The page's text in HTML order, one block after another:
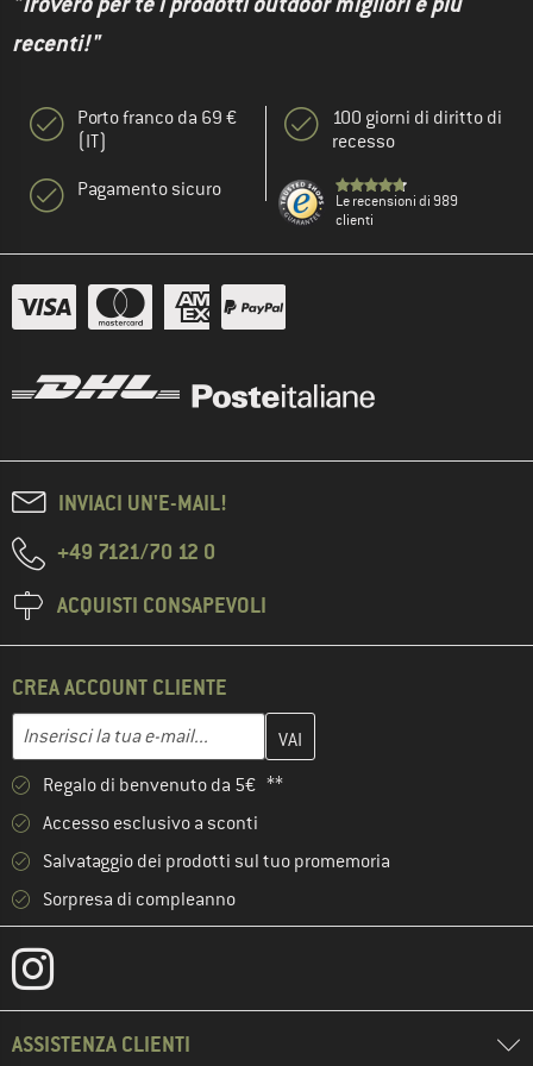
recenti!"
Porto franco da 69 €
(IT)
Pagamento sicuro
100 giorni di diritto di
recesso
Le recensioni di 989
clienti
INVIACI UN'E-MAIL!
+49 7121/70 12 0
ACQUISTI CONSAPEVOLI
CREA ACCOUNT CLIENTE
Indirizzo e-mail
Inserisci qui il tuo indirizzo e-mail e crea il tuo account cliente
Regalo di benvenuto da 5€ **
Accesso esclusivo a sconti
Salvataggio dei prodotti sul tuo promemoria
Sorpresa di compleanno
ASSISTENZA CLIENTI